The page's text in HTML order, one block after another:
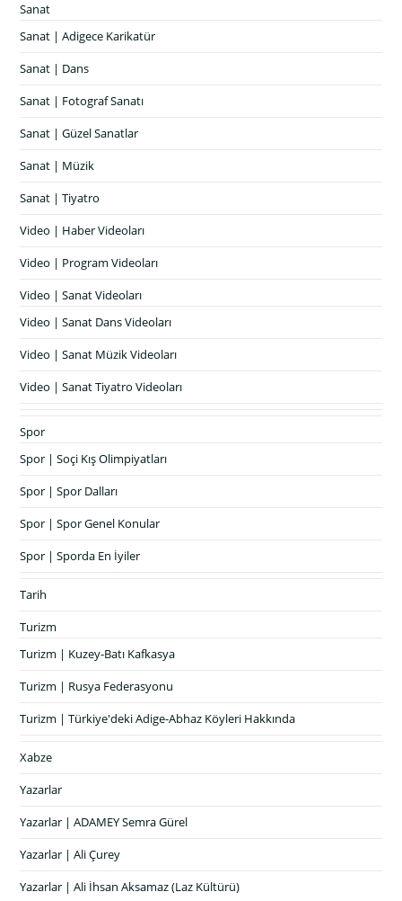
Sanat
Sanat | Adigece Karikatür
Sanat | Dans
Sanat | Fotograf Sanatı
Sanat | Güzel Sanatlar
Sanat | Müzik
Sanat | Tiyatro
Video | Haber Videoları
Video | Program Videoları
Video | Sanat Videoları
Video | Sanat Dans Videoları
Video | Sanat Müzik Videoları
Video | Sanat Tiyatro Videoları
Spor
Spor | Soçi Kış Olimpiyatları
Spor | Spor Dalları
Spor | Spor Genel Konular
Spor | Sporda En İyiler
Tarih
Turizm
Turizm | Kuzey-Batı Kafkasya
Turizm | Rusya Federasyonu
Turizm | Türkiye'deki Adige-Abhaz Köyleri Hakkında
Xabze
Yazarlar
Yazarlar | ADAMEY Semra Gürel
Yazarlar | Ali Çurey
Yazarlar | Ali İhsan Aksamaz (Laz Kültürü)